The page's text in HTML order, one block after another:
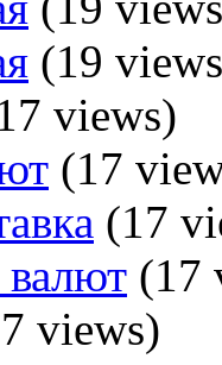
(19
views)
(17
(17
(17
views)